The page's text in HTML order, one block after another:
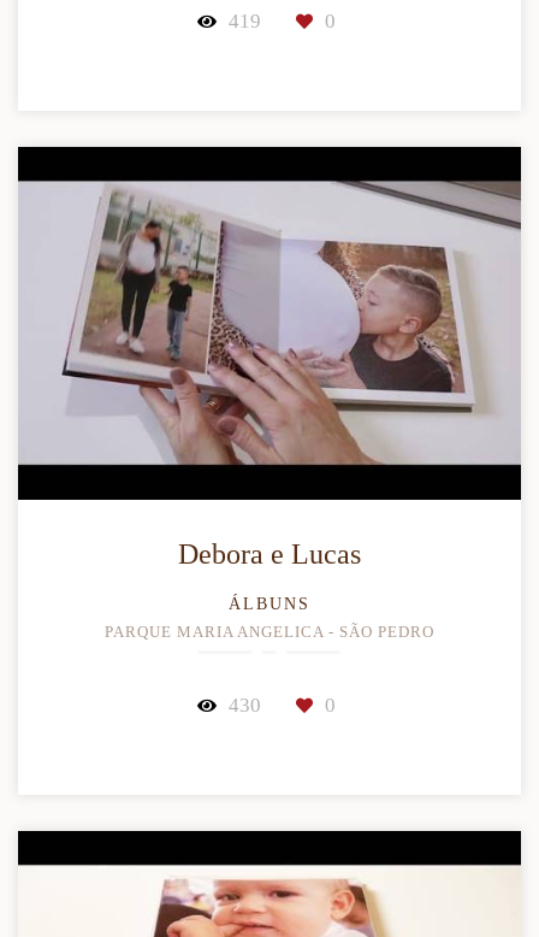
419 0
Debora e Lucas
ÁLBUNS
PARQUE MARIA ANGELICA - SÃO PEDRO
430 0